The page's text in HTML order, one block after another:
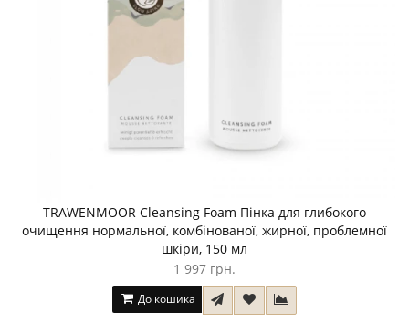
TRAWENMOOR Cleansing Foam Пінка для глибокого
очищення нормальної, комбінованої, жирної, проблемної
шкіри, 150 мл
1 997 грн.
До кошика